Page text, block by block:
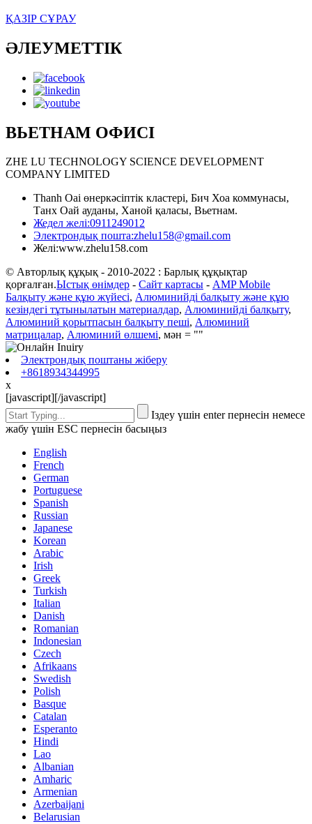
ҚАЗІР СҰРАУ
ӘЛЕУМЕТТІК
ВЬЕТНАМ ОФИСІ
ZHE LU TECHNOLOGY SCIENCE DEVELOPMENT
COMPANY LIMITED
Thanh Oai өнеркәсіптік кластері, Бич Хоа коммунасы,
Танх Оай ауданы, Ханой қаласы, Вьетнам.
Жедел желі:0911249012
Электрондық пошта:zhelu158@gmail.com
Желі:www.zhelu158.com
© Авторлық құқық - 2010-2022 : Барлық құқықтар
қорғалған.Ыстық өнімдер - Сайт картасы - AMP Mobile
Балқыту және құю жүйесі, Алюминийді балқыту және құю
кезіндегі тұтынылатын материалдар, Алюминийді балқыту,
Алюминий қорытпасын балқыту пеші, Алюминий
матрицалар, Алюминий өлшемі, мән = ""
Электрондық поштаны жіберу
+8618934344995
x
[javascript] [/javascript]
Іздеу үшін enter пернесін немесе
жабу үшін ESC пернесін басыңыз
English
French
German
Portuguese
Spanish
Russian
Japanese
Korean
Arabic
Irish
Greek
Turkish
Italian
Danish
Romanian
Indonesian
Czech
Afrikaans
Swedish
Polish
Basque
Catalan
Esperanto
Hindi
Lao
Albanian
Amharic
Armenian
Azerbaijani
Belarusian